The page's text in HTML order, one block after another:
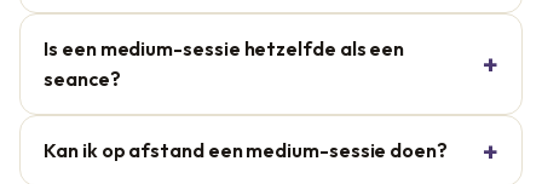
Is een medium-sessie hetzelfde als een
seance?
Kan ik op afstand een medium-sessie doen?